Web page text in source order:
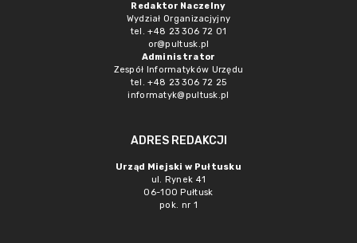
Redaktor Naczelny
Wydział Organizacjyjny
tel. +48 23 306 72 01
or@pultusk.pl
Administrator
Zespół Informatyków Urzędu
tel. +48 23 306 72 25
informatyk@pultusk.pl
ADRES REDAKCJI
Urząd Miejski w Pułtusku
ul. Rynek 41
06-100 Pułtusk
pok. nr 1